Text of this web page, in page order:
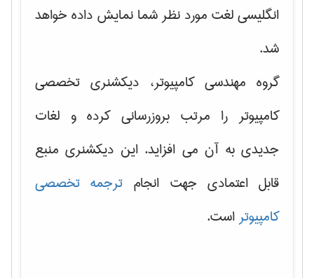
انگلیسی لغت مورد نظر شما نمایش داده خواهد
شد.
گروه مهندسی کامپیوتر، دیکشنری تخصصی
کامپیوتر را مرتب بروزرسانی کرده و لغات
جدیدی به آن می افزاید. این دیکشنری منبع
قابل اعتمادی جهت انجام ترجمه تخصصی
کامپیوتراست.